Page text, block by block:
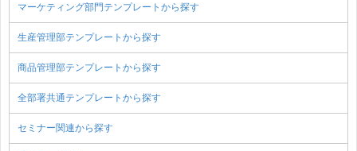
マーケティング部門テンプレートから探す
生産管理部テンプレートから探す
商品管理部テンプレートから探す
全部署共通テンプレートから探す
セミナー関連から探す